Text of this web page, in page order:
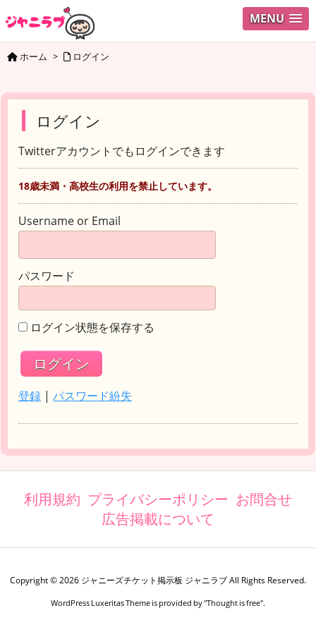
MENU
ホーム > ログイン
ログイン
Twitterアカウントでもログインできます
18歳未満・高校生の利用を禁止しています。
Username or Email
パスワード
ログイン状態を保存する
登録 | パスワード紛失
利用規約 プライバシーポリシー お問合せ
広告掲載について
Copyright ©2026 ジャニーズチケット掲示板 ジャニラブAll Rights Reserved.
WordPress Luxeritas Theme is provided by "Thought is free".